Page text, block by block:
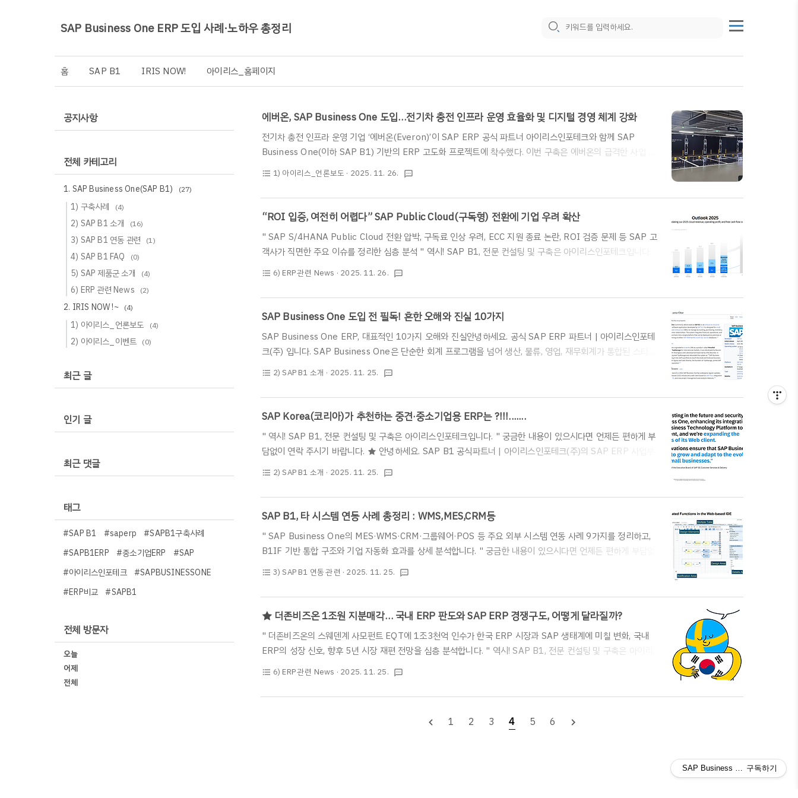
SAP Business One ERP 도입 사례·노하우 총정리
홈 SAP B1 IRIS NOW! 아이리스_홈페이지
에버온, SAP Business One 도입…전기차 충전 인프라 운영 효율화 및 디지털 경영 체계 강화
전기차 충전 인프라 운영 기업 ‘에버온(Everon)’이 SAP ERP 공식 파트너 아이리스인포테크와 함께 SAP
Business One(이하 SAP B1) 기반의 ERP 고도화 프로젝트에 착수했다. 이번 구축은 에버온의 급격한 사업 확
장에 대응하고, 재무·자산·영업·유지보수 등 핵심 경영정보를 통합 관리하기 위한 디지털 전환 전략의 일환이다.가)
전기차 충전소 확대로 경영 데이터 통합의 필요성 증가에버온은 전국 단위로 전기차 충전소 구축 및 운영, 유지보수
서비스를 제공하고 있으며, 최근 전기차 보급 확대와 함께 사업 규모가 빠르게 성장하고 있다.특히 충전소 자산 규
모 증가, 정산·매출 데이터 복잡성 확대, 유지보수 요청 증가 등으로 인해 정확한 경영 데이터 통합·분석 체계 구축
이 필수 과제로 부상했다..
format_list_bulleted 1) 아이리스_언론보도 · 2025. 11. 26. textsms
“ROI 입증, 여전히 어렵다” SAP Public Cloud(구독형) 전환에 기업 우려 확산
" SAP S/4HANA Public Cloud 전환 압박, 구독료 인상 우려, ECC 지원 종료 논란, ROI 검증 문제 등 SAP 고
객사가 직면한 주요 이슈를 정리한 심층 분석 " 역시! SAP B1, 전문 컨설팅 및 구축은 아이리스인포테크입니다. "
궁금한 내용이 있으시다면 언제든 편하게 부담없이 연락 주시기 바랍니다.* 전화 문의 - 02)2025-1004* 홈페이
지 문의 : https://www.irisinfotech.co.kr/erp-inquiry ★ 안녕하세요. SAP B1 공식파트너 | 아이리스인포
테크(주)의 SAP ERP 사업부입니다. ★ 오늘은 SAP의 S/4HANA Public Cloud(SAP Public Cloud) 제품 관
련하여 CIO에 나온 기사가 있어 소개하려 합니다. 2..
format_list_bulleted 6) ERP 관련 News · 2025. 11. 26. textsms
SAP Business One 도입 전 필독! 흔한 오해와 진실 10가지
SAP Business One ERP, 대표적인 10가지 오해와 진실안녕하세요. 공식 SAP ERP 파트너 | 아이리스인포테
크(주) 입니다. SAP Business One은 단순한 회계 프로그램을 넘어 생산, 물류, 영업, 재무회계가 통합된 스타트
업 및 중소·중견기업용 올인원 ERP입니다. 글로벌 및 한국 출시가 20여 년이 지났음에도 여전히 존재하는 잘못된
인식들을 팩트 체크를 통해 바로잡아 드립니다. 👉 [ SAP Business One 공식 파트너 아이리스인포테크 제품 소
개 및 기능 보기 ] : https://www.irisinfotech.co.kr/sap-biz-one💡 SAP Business One 핵심 요약 (Key
Highlights)SAP社의 공식 ERP 제품 : SAP Business..
format_list_bulleted 2) SAP B1 소개 · 2025. 11. 25. textsms
SAP Korea(코리아)가 추천하는 중견·중소기업용 ERP는 ?!!!.......
" 역시! SAP B1, 전문 컨설팅 및 구축은 아이리스인포테크입니다. " 궁금한 내용이 있으시다면 언제든 편하게 부
담없이 연락 주시기 바랍니다. ★ 안녕하세요. SAP B1 공식파트너 | 아이리스인포테크(주)의 SAP ERP 사업부
입니다. ★ “우리 회사에도 SAP ERP가 맞을까?” SAP Korea(코리아)는 중견·중소기업을 위한 최적의 솔루션으
로 SAP Business One(SAP B1) 을 소개합니다. 참고사항) SAP Korea(코리아)는 독일 본사의 SAP SE가 한
국 시장에서 직접 법인을 설립해 운영하는 공식 지사입니다. 또한 SAP Korea(코리아)는 단순한 소프트웨어 판매
법인이 아니라 글로벌 ERP 기술을 한국 기업의 경영 환경과 회계제도 ,세법,산업 구조에 맞게 현지화하여 제..
format_list_bulleted 2) SAP B1 소개 · 2025. 11. 25. textsms
SAP B1, 타 시스템 연동 사례 총정리 : WMS,MES,CRM등
" SAP Business One의 MES·WMS·CRM·그룹웨어·POS 등 주요 외부 시스템 연동 사례 9가지를 정리하고,
B1IF 기반 통합 구조와 기업 자동화 효과를 상세 분석합니다. " 궁금한 내용이 있으시다면 언제든 편하게 부담없
이 연락 주시기 바랍니다. 역시! SAP B1, 전문 컨설팅 및 구축은 아이리스인포테크입니다. " 궁금한 내용이 있으시
다면 언제든 편하게 부담없이 연락 주시기 바랍니다.* 전화 문의 - 02)2025-1004* 홈페이지 문의 :
https://www.irisinfotech.co.kr/erp-inquiry ★ 안녕하세요. SAP B1 공식파트너 아이리스인포테크(주)의
SAP ERP 사업부입니다. ★ 중소·중견기업이 ERP로 SAP B1을 선택할 때 가장 중요하게 고려..
format_list_bulleted 3) SAP B1 연동 관련 · 2025. 11. 25. textsms
★ 더존비즈온 1조원 지분매각… 국내 ERP 판도와 SAP ERP 경쟁구도, 어떻게 달라질까?
" 더존비즈온의 스웨덴계 사모펀트 EQT에 1조3천억 인수가 한국 ERP 시장과 SAP 생태계에 미칠 변화, 국내
ERP의 성장 신호, 향후 5년 시장 재편 전망을 심층 분석합니다. " 역시! SAP B1, 전문 컨설팅 및 구축은 아이리스
인포테크입니다. " 궁금한 내용이 있으시다면 언제든 편하게 부담없이 연락 주시기 바랍니다.* 전화 문의 -
02)2025-1004* 홈페이지 문의 : https://www.irisinfotech.co.kr/erp-inquiry ★ 안녕하세요. SAP B1 공
식파트너 아이리스인포테크(주)의 SAP ERP 사업부입니다. ★ 몇일전 더존비즈온의 깜짝놀랄만한 뉴스를 접하게
format_list_bulleted 6) ERP 관련 News · 2025. 11. 25. textsms
navigate_before 1 2 3 4 5 6 navigate_next
공지사항
전체 카테고리
1. SAP Business One(SAP B1) (27)
1) 구축사례 (4)
2) SAP B1 소개 (16)
3) SAP B1 연동 관련 (1)
4) SAP B1 FAQ (0)
5) SAP 제품군 소개 (4)
6) ERP 관련 News (2)
2. IRIS NOW !~ (4)
1) 아이리스_언론보도 (4)
2) 아이리스_이벤트 (0)
최근 글
인기 글
최근 댓글
태그
#SAP B1 #saperp
#SAPB1구축사례
#SAPB1ERP
#중소기업ERP
#SAP
#아이리스인포테크 #SAPBUSINESSONE
#ERP비교 #SAPB1
전체 방문자
오늘
어제
전체
SAP Business One ERP 도입 사
구독하기